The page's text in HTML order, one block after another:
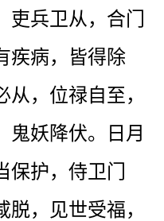
兵卫从，合门
疾病，皆得除
，位禄自至，
鬼妖降伏。日月
护，侍卫门
，见世受福，